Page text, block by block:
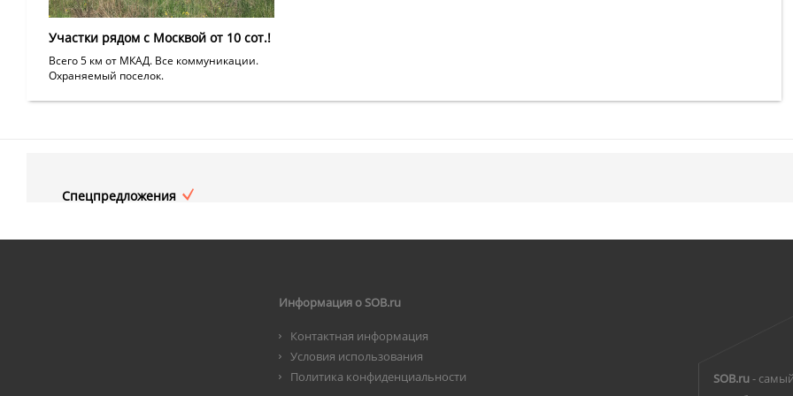
Участки рядом с Москвой от 10 сот.!
Всего 5 км от МКАД. Все коммуникации.
Охраняемый поселок.
Спецпредложения
Информация о SOB.ru
Контактная информация
Условия использования
Политика конфиденциальности
SOB.ru-